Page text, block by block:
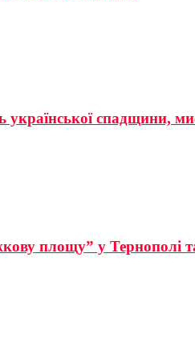
української спадщини,
площу” у Тернополі